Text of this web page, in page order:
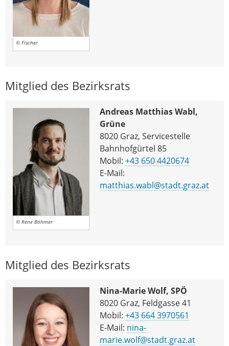
© Fischer
Mitglied des Bezirksrats
© Rene Böhmer
Andreas Matthias Wabl,
Grüne
8020 Graz, Servicestelle
Bahnhofgürtel 85
Mobil: +43 650 4420674
E-Mail:
matthias.wabl@stadt.graz.at
Mitglied des Bezirksrats
Nina-Marie Wolf, SPÖ
8020 Graz, Feldgasse 41
Mobil: +43 664 3970561
E-Mail: nina-
marie.wolf@stadt.graz.at